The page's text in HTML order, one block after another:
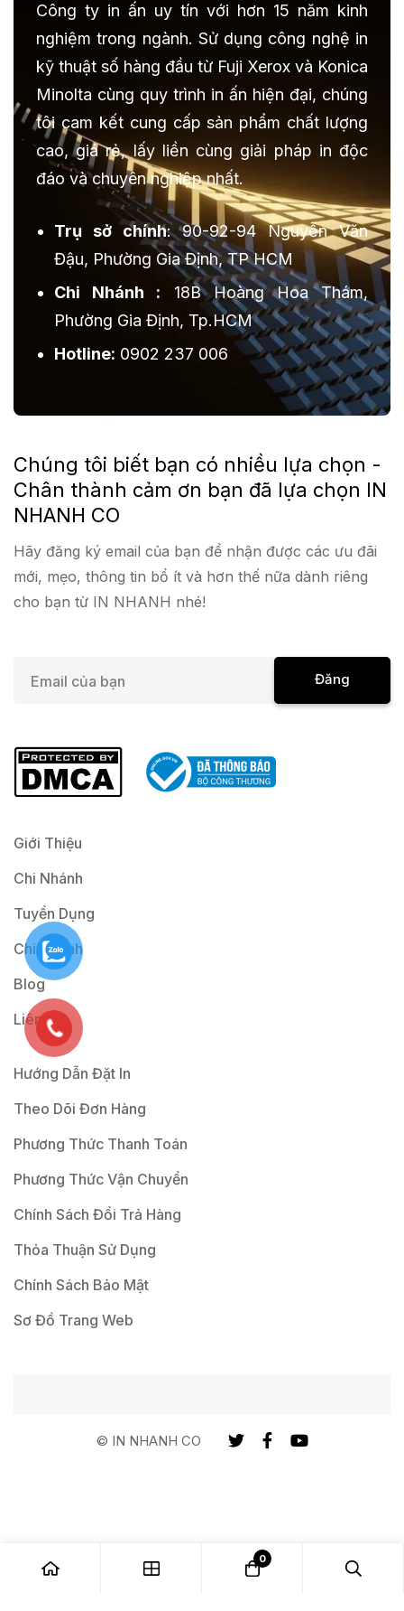
Công ty in ấn uy tín với hơn 15 năm kinh
nghiệm trong ngành. Sử dụng công nghệ in
kỹ thuật số hàng đầu từ Fuji Xerox và Konica
Minolta cùng quy trình in ấn hiện đại, chúng
tôi cam kết cung cấp sản phẩm chất lượng
cao, giá rẻ, lấy liền cùng giải pháp in độc
đáo và chuyên nghiệp nhất.
Trụ sở chính: 90-92-94 Nguyễn Văn
Đậu, Phường Gia Định, TP HCM
Chi Nhánh : 18B Hoàng Hoa Thám,
Phường Gia Định, Tp.HCM
Hotline: 0902 237 006
Chúng tôi biết bạn có nhiều lựa chọn -
Chân thành cảm ơn bạn đã lựa chọn IN
NHANH CO
Hãy đăng ký email của bạn để nhận được các ưu đãi
mới, mẹo, thông tin bổ ít và hơn thế nữa dành riêng
cho bạn từ IN NHANH nhé!
i
*
Đăng
Giới Thiệu
Chi Nhánh
Tuyển Dụng
Chi Nhánh
Blog
Liên Hệ
Hướng Dẫn Đặt In
Theo Dõi Đơn Hàng
Phương Thức Thanh Toán
Phương Thức Vận Chuyển
Chính Sách Đổi Trả Hàng
Thỏa Thuận Sử Dụng
Chính Sách Bảo Mật
Sơ Đồ Trang Web
© IN NHANH CO
0